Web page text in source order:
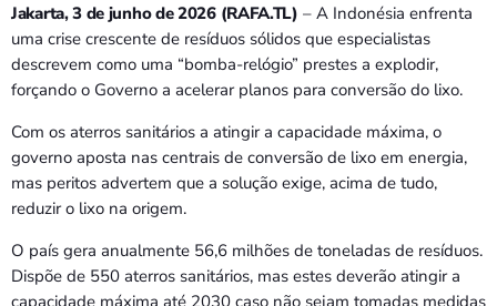
Bom dia RAFA
7:00 AM - 9:00 AM
Bom dia RAFA
7:00 AM - 10:00 AM
Jakarta, 3 de junho de 2026 (RAFA.TL) – A Indonésia enfrenta
uma crise crescente de resíduos sólidos que especialistas
descrevem como uma “bomba-relógio” prestes a explodir,
forçando o Governo a acelerar planos para conversão do lixo.
Com os aterros sanitários a atingir a capacidade máxima, o
governo aposta nas centrais de conversão de lixo em energia,
mas peritos advertem que a solução exige, acima de tudo,
reduzir o lixo na origem.
O país gera anualmente 56,6 milhões de toneladas de resíduos.
Dispõe de 550 aterros sanitários, mas estes deverão atingir a
capacidade máxima até 2030 caso não sejam tomadas medidas